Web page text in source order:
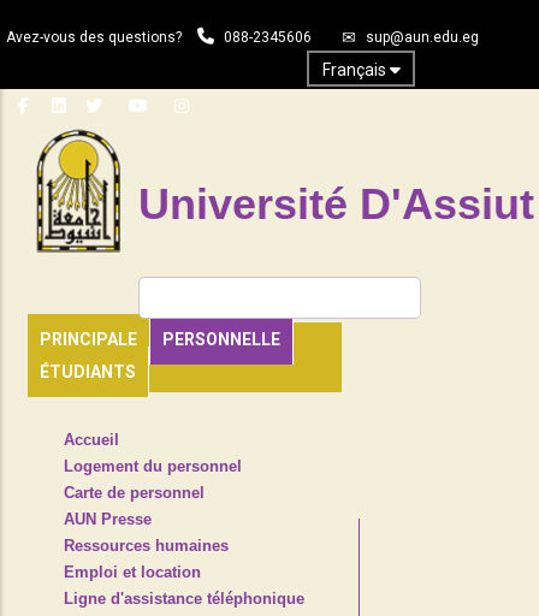
au
principal
Avez-vous des questions? 088-2345606 sup@aun.edu.eg
Français
Université D'Assiut
PRINCIPALE
PERSONNELLE
ÉTUDIANTS
HEADER
NAVIGATION
Accueil
Logement du personnel
Carte de personnel
AUN Presse
Ressources humaines
Emploi et location
Ligne d'assistance téléphonique